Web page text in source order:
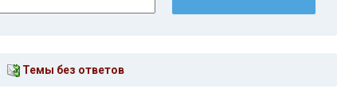
Темы без ответов